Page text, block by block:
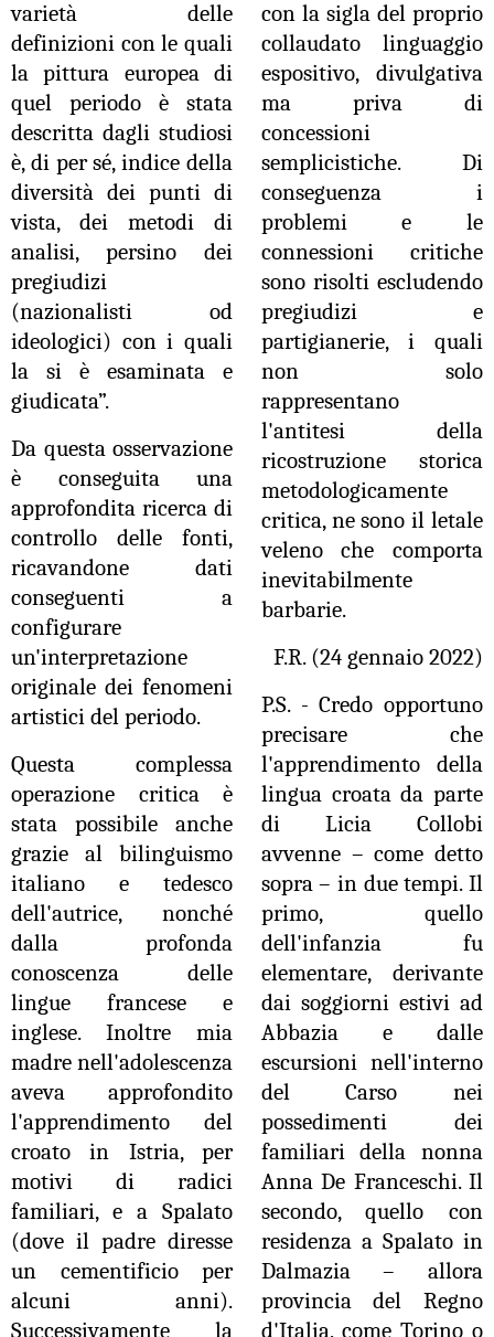
varietà delle
definizioni con le quali
la pittura europea di
quel periodo è stata
descritta dagli studiosi
è, di per sé, indice della
diversità dei punti di
vista, dei metodi di
analisi, persino dei
pregiudizi
(nazionalisti od
ideologici) con i quali
la si è esaminata e
giudicata”.
Da questa osservazione
è conseguita una
approfondita ricerca di
controllo delle fonti,
ricavandone dati
conseguenti a
configurare
un'interpretazione
originale dei fenomeni
artistici del periodo.
Questa complessa
operazione critica è
stata possibile anche
grazie al bilinguismo
italiano e tedesco
dell'autrice, nonché
dalla profonda
conoscenza delle
lingue francese e
inglese. Inoltre mia
madre nell'adolescenza
aveva approfondito
l'apprendimento del
croato in Istria, per
motivi di radici
familiari, e a Spalato
(dove il padre diresse
un cementificio per
alcuni anni).
Successivamente la
con la sigla del proprio
collaudato linguaggio
espositivo, divulgativa
ma priva di
concessioni
semplicistiche. Di
conseguenza i
problemi e le
connessioni critiche
sono risolti escludendo
pregiudizi e
partigianerie, i quali
non solo
rappresentano
l'antitesi della
ricostruzione storica
metodologicamente
critica, ne sono il letale
veleno che comporta
inevitabilmente
barbarie.
F.R. (24 gennaio 2022)
P.S. - Credo opportuno
precisare che
l'apprendimento della
lingua croata da parte
di Licia Collobi
avvenne – come detto
sopra – in due tempi. Il
primo, quello
dell'infanzia fu
elementare, derivante
dai soggiorni estivi ad
Abbazia e dalle
escursioni nell'interno
del Carso nei
possedimenti dei
familiari della nonna
Anna De Franceschi. Il
secondo, quello con
residenza a Spalato in
Dalmazia – allora
provincia del Regno
d'Italia, come Torino o